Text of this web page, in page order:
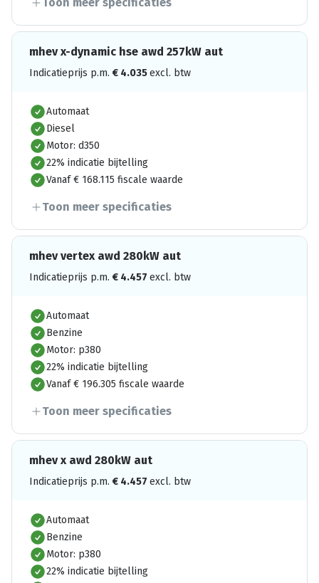
mhev x-dynamic hse awd 257kW aut
Indicatieprijs p.m. € 4.035excl. btw
Automaat
Diesel
Motor: d350
22% indicatie bijtelling
Vanaf € 168.115 fiscale waarde
Toon meer specificaties
mhev vertex awd 280kW aut
Indicatieprijs p.m. € 4.457 excl. btw
Automaat
Benzine
Motor: p380
22% indicatie bijtelling
Vanaf € 196.305 fiscale waarde
Toon meer specificaties
mhev x awd 280kW aut
Indicatieprijs p.m. € 4.457 excl. btw
Automaat
Benzine
Motor: p380
22% indicatie bijtelling